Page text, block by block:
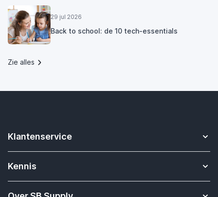
29 jul 2026
Back to school: de 10 tech-essentials
Zie alles
Klantenservice
Contact
Verzending & bezorging
Kennis
Apple Watch bandjes kennisbank